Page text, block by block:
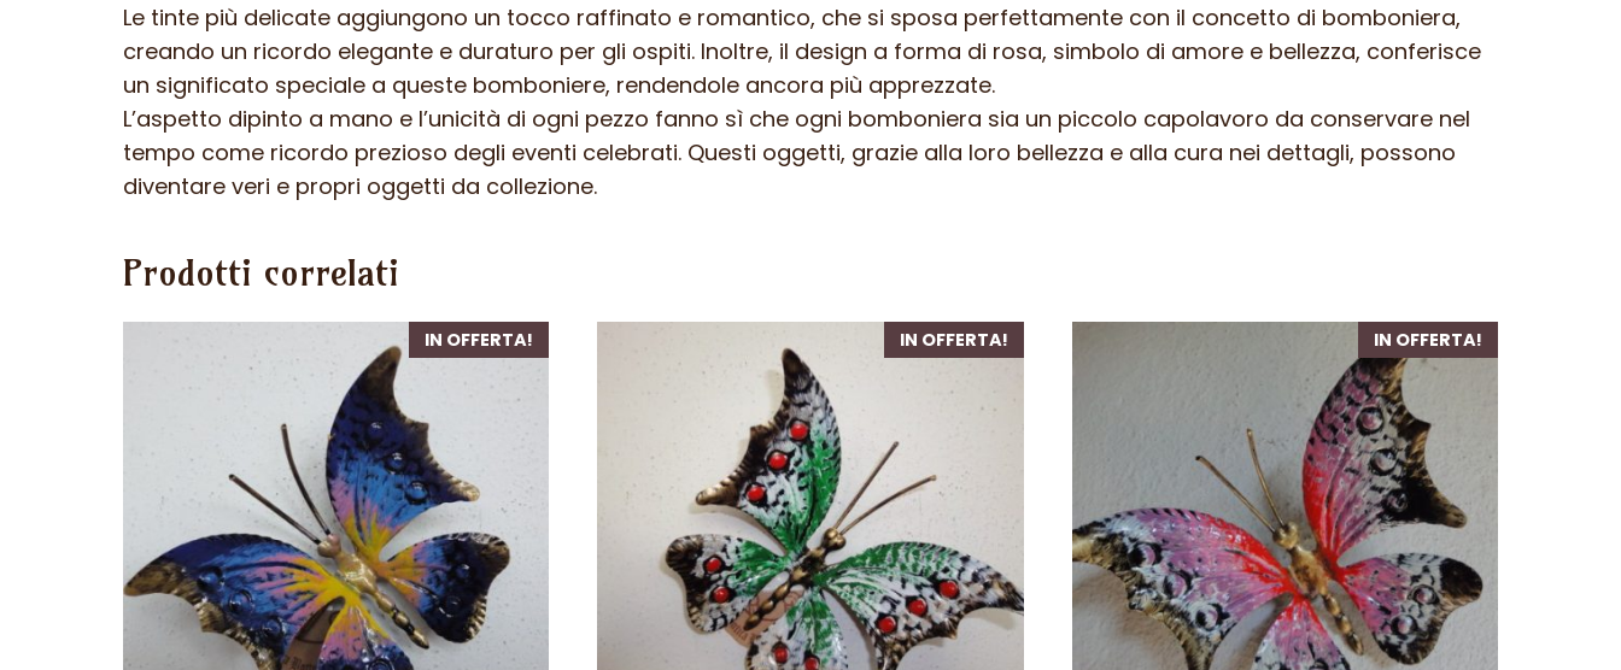
Colore
quantità
Le tinte più delicate aggiungono un tocco raffinato e romantico, che si sposa perfettamente con il concetto di bomboniera,
creando un ricordo elegante e duraturo per gli ospiti. Inoltre, il design a forma di rosa, simbolo di amore e bellezza, conferisce
un significato speciale a queste bomboniere, rendendole ancora più apprezzate.
L’aspetto dipinto a mano e l’unicità di ogni pezzo fanno sì che ogni bomboniera sia un piccolo capolavoro da conservare nel
tempo come ricordo prezioso degli eventi celebrati. Questi oggetti, grazie alla loro bellezza e alla cura nei dettagli, possono
diventare veri e propri oggetti da collezione.
Prodotti correlati
IN OFFERTA! IN OFFERTA! IN OFFERTA!